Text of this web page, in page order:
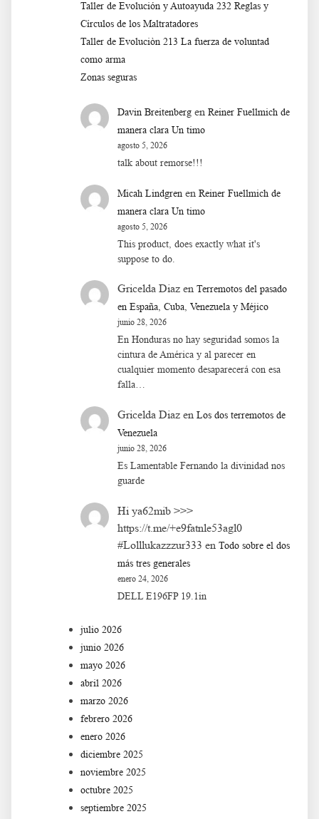
Taller de Evolución y Autoayuda 232 Reglas y
Círculos de los Maltratadores
Taller de Evoluciòn 213 La fuerza de voluntad
como arma
Zonas seguras
Davin Breitenberg en Reiner Fuellmich de
manera clara Un timo
agosto 5, 2026
talk about remorse!!!
Micah Lindgren en Reiner Fuellmich de
manera clara Un timo
agosto 5, 2026
This product, does exactly what it's
suppose to do.
Gricelda Diaz en Terremotos del pasado
en España, Cuba, Venezuela y Méjico
junio 28, 2026
En Honduras no hay seguridad somos la
cintura de América y al parecer en
cualquier momento desaparecerá con esa
falla…
Gricelda Diaz en Los dos terremotos de
Venezuela
junio 28, 2026
Es Lamentable Fernando la divinidad nos
guarde
Hi ya62mib >>>
https://t.me/+e9fatnle53agl0
#Lolllukazzzur333 en Todo sobre el dos
más tres generales
enero 24, 2026
DELL E196FP 19.1in
julio 2026
junio 2026
mayo 2026
abril 2026
marzo 2026
febrero 2026
enero 2026
diciembre 2025
noviembre 2025
octubre 2025
septiembre 2025